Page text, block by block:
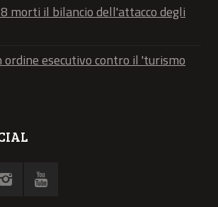
morti il bilancio dell'attacco degli
esecutivo contro il 'turismo